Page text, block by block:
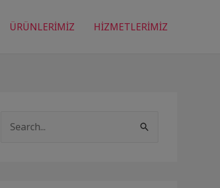
ÜRÜNLERİMİZ HİZMETLERİMİZ